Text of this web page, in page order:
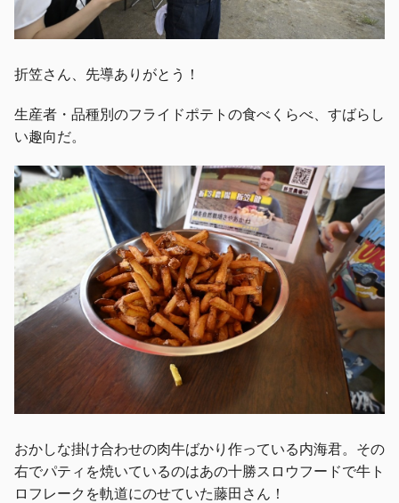
折笠さん、先導ありがとう！
生産者・品種別のフライドポテトの食べくらべ、すばらし
い趣向だ。
おかしな掛け合わせの肉牛ばかり作っている内海君。その
右でパティを焼いているのはあの十勝スロウフードで牛ト
ロフレークを軌道にのせていた藤田さん！